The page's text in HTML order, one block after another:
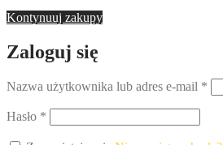
Kontynuuj zakupy
Zaloguj się
Nazwa użytkownika lub adres e-mail *
Hasło *